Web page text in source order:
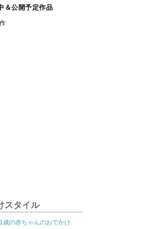
＆公開予定作品
スタイル
1歳の赤ちゃんのおでかけ